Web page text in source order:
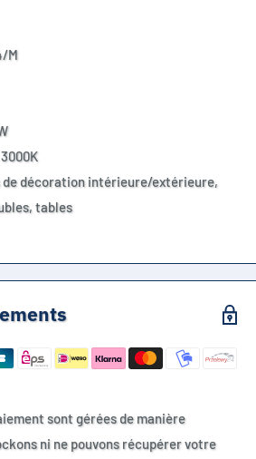
M
décoration intérieure/extérieure,
tables
sont gérées de manière
ni ne pouvons récupérer votre